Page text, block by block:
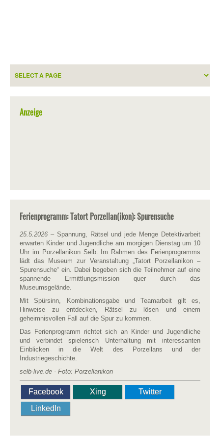
Anzeige
Ferienprogramm: Tatort Porzellan(ikon): Spurensuche
25.5.2026 – Spannung, Rätsel und jede Menge Detektivarbeit
erwarten Kinder und Jugendliche am morgigen Dienstag um 10
Uhr im Porzellanikon Selb. Im Rahmen des Ferienprogramms
lädt das Museum zur Veranstaltung „Tatort Porzellanikon –
Spurensuche“ ein. Dabei begeben sich die Teilnehmer auf eine
spannende Ermittlungsmission quer durch das
Museumsgelände.
Mit Spürsinn, Kombinationsgabe und Teamarbeit gilt es,
Hinweise zu entdecken, Rätsel zu lösen und einem
geheimnisvollen Fall auf die Spur zu kommen.
Das Ferienprogramm richtet sich an Kinder und Jugendliche
und verbindet spielerisch Unterhaltung mit interessanten
Einblicken in die Welt des Porzellans und der
Industriegeschichte.
selb-live.de - Foto: Porzellanikon
Facebook Xing
Twitter
LinkedIn